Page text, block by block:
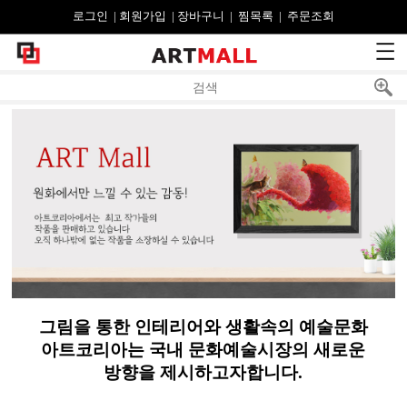
로그인 회원가입 장바구니 찜목록 주문조회
그림을 통한 인테리어와 생활속의 예술문화
아트코리아는 국내 문화예술시장의 새로운
방향을 제시하고자합니다.